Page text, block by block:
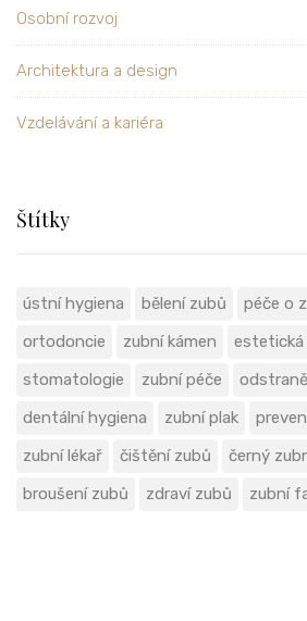
Osobní rozvoj
Architektura a design
Vzdelávání a kariéra
Štítky
ústní hygiena bělení zubů péče o
ortodoncie
zubní kámen
stomatologie
zubní péče
dentální hygiena
zubní plak
zubní lékař
čištění zubů
černý
broušení zubů
zdraví zubů zubní